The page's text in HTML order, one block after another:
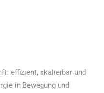
effizient, skalierbar und
in Bewegung und